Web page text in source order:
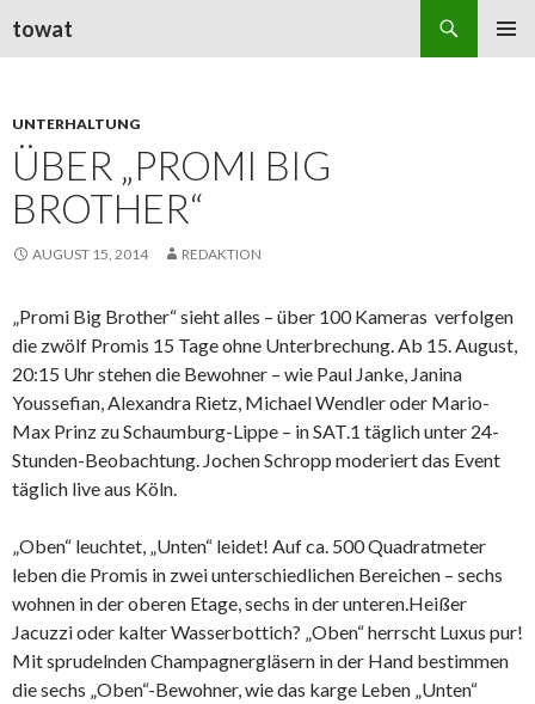
towat
UNTERHALTUNG
ÜBER „PROMI BIG
BROTHER“
AUGUST 15, 2014 REDAKTION
„Promi Big Brother“ sieht alles – über 100 Kameras verfolgen
die zwölf Promis 15 Tage ohne Unterbrechung. Ab 15. August,
20:15 Uhr stehen die Bewohner – wie Paul Janke, Janina
Youssefian, Alexandra Rietz, Michael Wendler oder Mario-
Max Prinz zu Schaumburg-Lippe – in SAT.1 täglich unter 24-
Stunden-Beobachtung. Jochen Schropp moderiert das Event
täglich live aus Köln.
„Oben“ leuchtet, „Unten“ leidet! Auf ca. 500 Quadratmeter
leben die Promis in zwei unterschiedlichen Bereichen – sechs
wohnen in der oberen Etage, sechs in der unteren.Heißer
Jacuzzi oder kalter Wasserbottich? „Oben“ herrscht Luxus pur!
Mit sprudelnden Champagnergläsern in der Hand bestimmen
die sechs „Oben“-Bewohner, wie das karge Leben „Unten“